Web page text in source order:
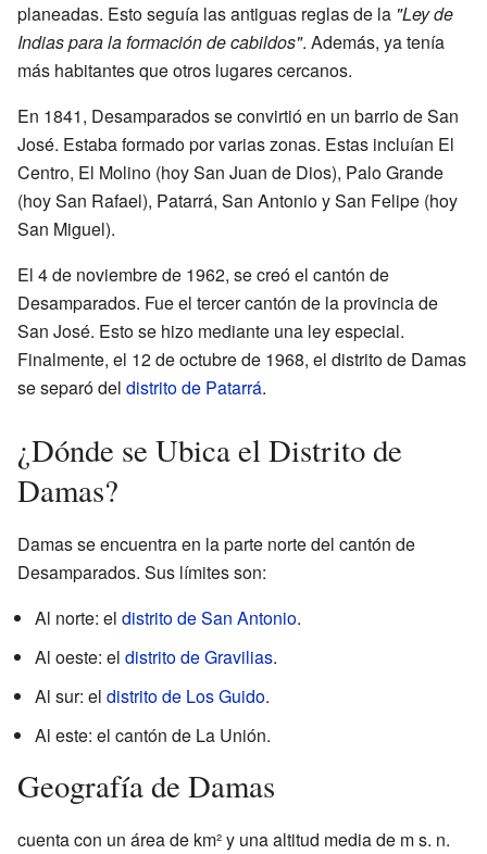
planeadas. Esto seguía las antiguas reglas de la "Ley de
Indias para la formación de cabildos". Además, ya tenía
más habitantes que otros lugares cercanos.
En 1841, Desamparados se convirtió en un barrio de San
José. Estaba formado por varias zonas. Estas incluían El
Centro, El Molino (hoy San Juan de Dios), Palo Grande
(hoy San Rafael), Patarrá, San Antonio y San Felipe (hoy
San Miguel).
El 4 de noviembre de 1962, se creó el cantón de
Desamparados. Fue el tercer cantón de la provincia de
San José. Esto se hizo mediante una ley especial.
Finalmente, el 12 de octubre de 1968, el distrito de Damas
se separó del distrito de Patarrá.
¿Dónde se Ubica el Distrito de
Damas?
Damas se encuentra en la parte norte del cantón de
Desamparados. Sus límites son:
Al norte: el distrito de San Antonio.
Al oeste: el distrito de Gravilias.
Al sur: el distrito de Los Guido.
Al este: el cantón de La Unión.
Geografía de Damas
cuenta con un área de km² y una altitud media de m s. n.